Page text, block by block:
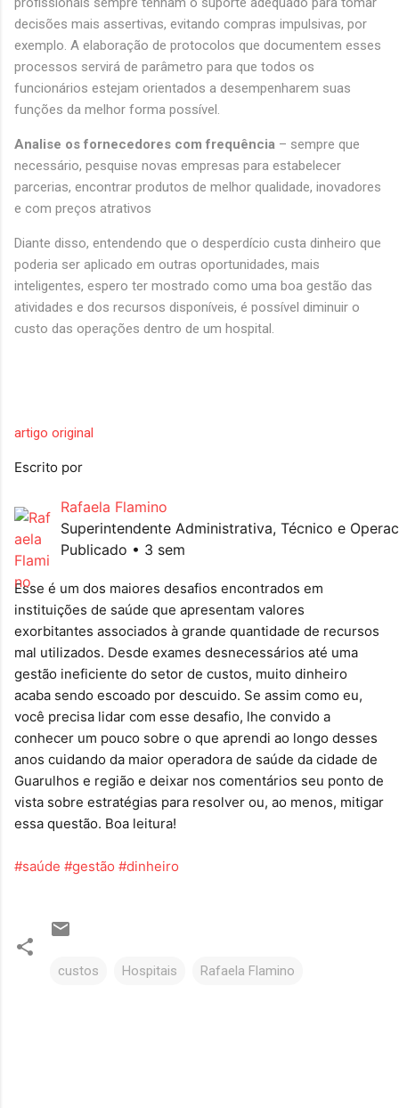
decisões mais assertivas, evitando compras impulsivas, por
exemplo. A elaboração de protocolos que documentem esses
processos servirá de parâmetro para que todos os
funcionários estejam orientados a desempenharem suas
funções da melhor forma possível.
Analise os fornecedores com frequência – sempre que
necessário, pesquise novas empresas para estabelecer
parcerias, encontrar produtos de melhor qualidade, inovadores
e com preços atrativos
Diante disso, entendendo que o desperdício custa dinheiro que
poderia ser aplicado em outras oportunidades, mais
inteligentes, espero ter mostrado como uma boa gestão das
atividades e dos recursos disponíveis, é possível diminuir o
custo das operações dentro de um hospital.
artigo original
Escrito por
Rafaela Flamino
Publicado • 3 sem
Esse é um dos maiores desafios encontrados em
instituições de saúde que apresentam valores
exorbitantes associados à grande quantidade de recursos
mal utilizados. Desde exames desnecessários até uma
gestão ineficiente do setor de custos, muito dinheiro
acaba sendo escoado por descuido. Se assim como eu,
você precisa lidar com esse desafio, lhe convido a
conhecer um pouco sobre o que aprendi ao longo desses
anos cuidando da maior operadora de saúde da cidade de
Guarulhos e região e deixar nos comentários seu ponto de
vista sobre estratégias para resolver ou, ao menos, mitigar
essa questão. Boa leitura!
hashtag
#saúde #gestão #dinheiro
custos Hospitais Rafaela Flamino